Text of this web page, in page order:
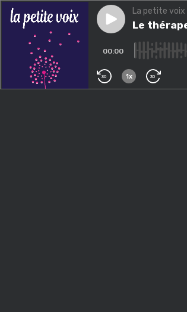
Play episodeLe
La petite voix
Le
00:00
30 1x 30